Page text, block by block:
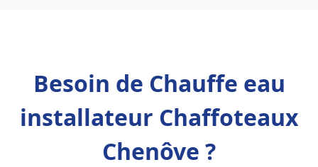
Besoin de Chauffe eau
installateur Chaffoteaux
Chenôve ?